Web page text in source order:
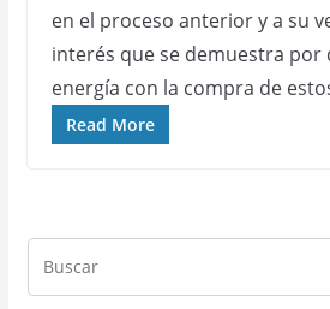
en el proceso anterior y a su
interés que se demuestra por
energía con la compra de
Read More